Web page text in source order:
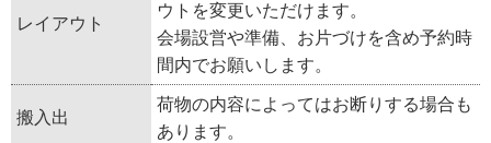
レイアウト
ウトを変更いただけます。
会場設営や準備、お片づけを含め予約時
間内でお願いします。
搬入出
荷物の内容によってはお断りする場合も
あります。